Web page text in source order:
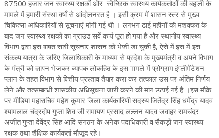
87500 हजार जन स्वास्थ्य रक्षकों और स्वैच्छिक स्वास्थ्य कार्यकर्ताओं की बहाली के
मामले में हमारी संस्था वर्षों से आंदोलनरत है । इसी क्रम में शासन स्तर से मुख्य
चिकित्सा अधिकारियों से सूचनाएं मांगी गई थी । लगभग ढाई महीनों की मशक्कत के
बाद जन स्वास्थ्य रक्षकों का ग्राउंड सर्वे कार्य पूरा हो गया है और स्थानीय स्वास्थ्य
विभाग द्वारा इस बाबत सारी सूचनाएं शासन को भेजी जा चुकी है, ऐसे में इस में इस
संकल्प यात्रा के जरिए जिलाधिकारी के माध्यम से प्रदेश के मुख्यमंत्री व अपने विभाग
के मंत्री को ज्ञापन भेजकर व्यापक लोकहित के इस मामले में प्रोग्राम इंप्लीमेंटेशन
प्लान के तहत विभाग से वित्तीय प्रस्ताव तैयार करा कर तत्काल उस पर अंतिम निर्णय
लेने और तत्सम्बन्धी शासकीय अधिसूचना जारी करने की मांग उठाई गई है ।इस मौके
पर मीडिया महासचिव महेश कुमार जिला कार्यकारिणी सदस्य जितेंद्र सिंह धर्मेंद्र यादव
श्यामलाल चंद्रदीप गुप्ता शिव जी रामायण प्रसाद लल्लन यादव जवाहर रामचंद्र
अजीत गुप्ता देवेंद्र सिंह आदि संगठन के अनेक पदाधिकारी व सैकड़ों जन स्वास्थ्य
रक्षक तथा शैक्षिक कार्यकर्ता मौजूद रहे।